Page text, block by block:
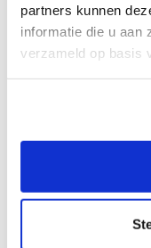
partners kunnen
informatie die u aan
verzameld op basis
worden van de
van 100 mm en
Industriële
dan gerust contact
ons op072 - 562